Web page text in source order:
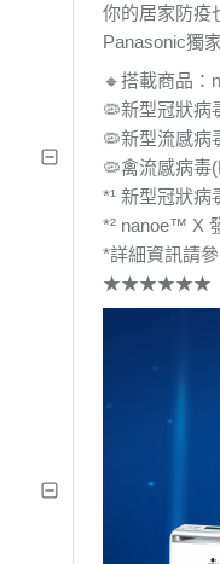
你的居家防疫
Panasonic獨
🔸搭載商品
🦠新型冠狀病
🦠新型流感病
🦠禽流感病毒
*¹ 新型冠狀病
*² nanoe™ X
*詳細資訊請
★★★★★★